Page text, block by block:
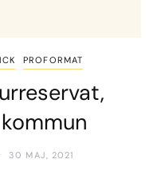
PROFORMAT
30 MAJ, 2021